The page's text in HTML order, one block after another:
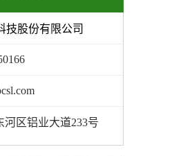
技股份有限公司
河区铝业大道233号